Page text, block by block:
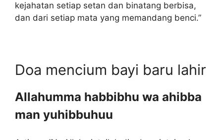
kejahatan setiap setan dan binatang berbisa,
dan dari setiap mata yang memandang benci.”
Doa mencium bayi baru lahir
Allahumma habbibhu wa ahibba
man yuhibbuhuu